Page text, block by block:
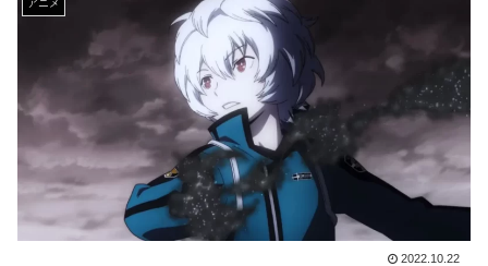
磁気嵐、地球由来のイオンが
主導…JAXAの衛星「あらせ」
が観測！
舌を絡ませて、唾液交換して
── ちゅっちゅしながらの濃厚
エッ画像♪
海外「日本よ、お前がナンバ
韓国人「熊本地震で見る日本
の土木技術の完全勝利をご覧く
ださい」→「これはすごいわ」
「こういうのを見ると日本人は
何か適当に作る感じがしな
い・・・」「あれがまさに経験
値である」
韓国人「この夏、韓国人が東
アニメ
2022.10.22